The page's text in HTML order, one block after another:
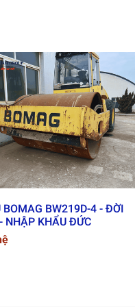
Cấp
hiện đại theo tiêu
liệu
cao
hệ thốnglái khớp thủy
vi sai tự khóa, ghế lái giảm
BOMAG BW219D-4 - ĐỜI
NHẬP KHẨU ĐỨC